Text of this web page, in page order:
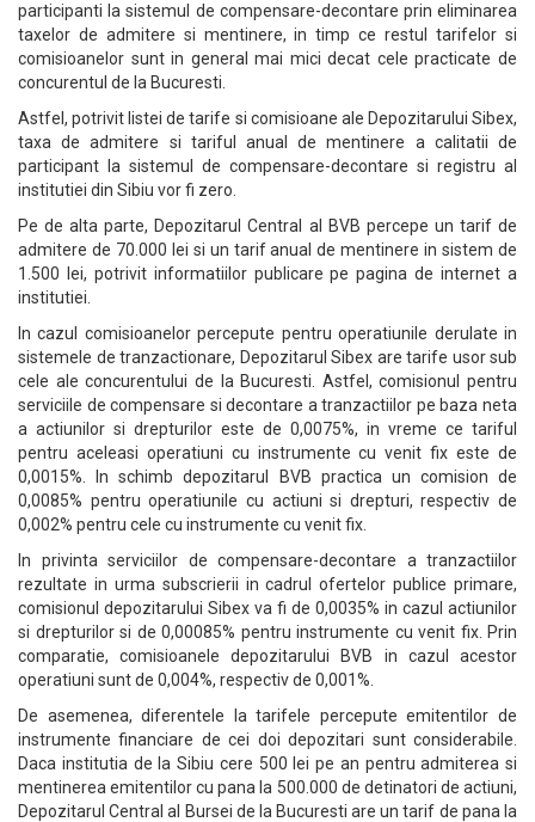
participanti la sistemul de compensare-decontare prin eliminarea
taxelor de admitere si mentinere, in timp ce restul tarifelor si
comisioanelor sunt in general mai mici decat cele practicate de
concurentul de la Bucuresti.
Astfel, potrivit listei de tarife si comisioane ale Depozitarului Sibex,
taxa de admitere si tariful anual de mentinere a calitatii de
participant la sistemul de compensare-decontare si registru al
institutiei din Sibiu vor fi zero.
Pe de alta parte, Depozitarul Central al BVB percepe un tarif de
admitere de 70.000 lei si un tarif anual de mentinere in sistem de
1.500 lei, potrivit informatiilor publicare pe pagina de internet a
institutiei.
In cazul comisioanelor percepute pentru operatiunile derulate in
sistemele de tranzactionare, Depozitarul Sibex are tarife usor sub
cele ale concurentului de la Bucuresti. Astfel, comisionul pentru
serviciile de compensare si decontare a tranzactiilor pe baza neta
a actiunilor si drepturilor este de 0,0075%, in vreme ce tariful
pentru aceleasi operatiuni cu instrumente cu venit fix este de
0,0015%. In schimb depozitarul BVB practica un comision de
0,0085% pentru operatiunile cu actiuni si drepturi, respectiv de
0,002% pentru cele cu instrumente cu venit fix.
In privinta serviciilor de compensare-decontare a tranzactiilor
rezultate in urma subscrierii in cadrul ofertelor publice primare,
comisionul depozitarului Sibex va fi de 0,0035% in cazul actiunilor
si drepturilor si de 0,00085% pentru instrumente cu venit fix. Prin
comparatie, comisioanele depozitarului BVB in cazul acestor
operatiuni sunt de 0,004%, respectiv de 0,001%.
De asemenea, diferentele la tarifele percepute emitentilor de
instrumente financiare de cei doi depozitari sunt considerabile.
Daca institutia de la Sibiu cere 500 lei pe an pentru admiterea si
mentinerea emitentilor cu pana la 500.000 de detinatori de actiuni,
Depozitarul Central al Bursei de la Bucuresti are un tarif de pana la